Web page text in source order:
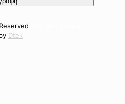
Dtek